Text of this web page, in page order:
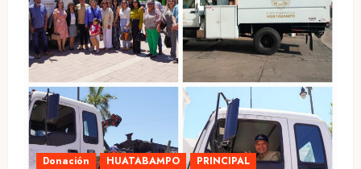
Donación HUATABAMPO PRINCIPAL